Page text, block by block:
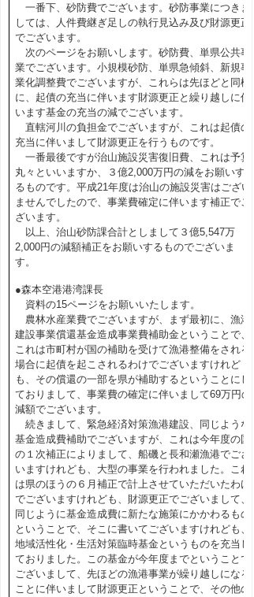
一番下、砂防費でございます。砂防事業につきま
しては、人件費継ぎ足しの執行見込み及び財源更正
でございます。
次のページをお願いします。砂防費、単県公共事
業でございます。小規模砂防、単県急傾斜、新規事
業化調整費でございますが、これらは先ほどと同様
に、起債の充当に伴います財源更正と繰り越しに伴
います基金の充当の減でございます。
直轄河川の負担金でございますが、これは起債の
充当に伴いまして財源更正を行うものです。
一番最後ですが治山施設災害復旧費、これは予算
丸々といいますか、３億2,000万円の減をお願いす
るものです。平成21年度は治山の施設災害はござい
ませんでしたので、事業費確定に伴います補正でご
ざいます。
以上、治山砂防課合計としまして３億5,547万
2,000円の減額補正をお願いするものでございま
す。
●森本空港港湾課長
資料の15ページをお願いいたします。
農林水産業費でございますが、まず最初に、漁港
建設事業償還基金造成事業費補助金ということで、
これは市町村が国の補助を受けて漁港整備をされる
場合に起債を起こされるわけでございますけれど
も、その償還の一部を県が補助するということにし
ておりまして、事業費の確定に伴いまして69万円の
減額でございます。
続きまして、緊急経済対策漁港建設、同じような
基金造成費補助でございますが、これは今年度の国
の１次補正によりまして、船磯と長和瀬漁港でござ
いますけれども、大型の事業を行われました。これ
は県のほうの６月補正で計上させていただいたわけ
でございますけれども、財源更正でございまして、
同じように基金造成費に新たな施策にかかわるもの
ということで、そこに書いてございますけれども、
地域活性化・生活対策臨時基金というものを充当し
ておりました。この基金が今年度までということで
ございまして、先ほどの漁港事業が繰り越しになる
ことに伴いまして財源更正ということで、その他の